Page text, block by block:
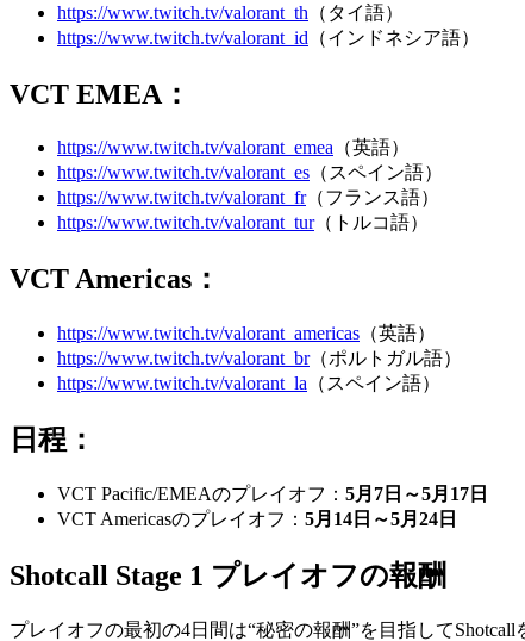
https://www.twitch.tv/valorant_th （タイ語）
https://www.twitch.tv/valorant_id （インドネシア語）
VCT EMEA：
https://www.twitch.tv/valorant_emea （英語）
https://www.twitch.tv/valorant_es （スペイン語）
https://www.twitch.tv/valorant_fr（フランス語）
https://www.twitch.tv/valorant_tur（トルコ語）
VCT Americas：
https://www.twitch.tv/valorant_americas （英語）
https://www.twitch.tv/valorant_br（ポルトガル語）
https://www.twitch.tv/valorant_la （スペイン語）
日程：
VCT Pacific/EMEAのプレイオフ： 5月7日～5月17日
VCT Americasのプレイオフ： 5月14日～5月24日
Shotcall Stage 1 プレイオフの報酬
プレイオフの最初の4日間は“秘密の報酬”を目指して